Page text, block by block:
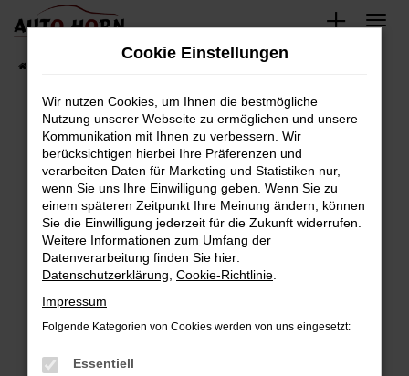
Zum
springen
Fahrzeugbestand
Fehler: Network Error
Beim Laden ist ein Fehler aufgetreten.
Hier sind ein paar Tipps, die dir helfen können:
Überprüfe deine Firewall und deine
Internetverbindung.
Laden andere Webseiten, zum Beispiel deine
Suchmaschine?
Prüfe deine Browsererweiterungen.
können das Laden bestimmter Seiten
Cookie Einstellungen
Wir nutzen Cookies, um Ihnen die bestmögliche
Nutzung unserer Webseite zu ermöglichen und unsere
Kommunikation mit Ihnen zu verbessern. Wir
berücksichtigen hierbei Ihre Präferenzen und
verarbeiten Daten für Marketing und Statistiken nur,
wenn Sie uns Ihre Einwilligung geben. Wenn Sie zu
einem späteren Zeitpunkt Ihre Meinung ändern, können
Sie die Einwilligung jederzeit für die Zukunft widerrufen.
Weitere Informationen zum Umfang der
Datenverarbeitung finden Sie hier:
Datenschutzerklärung Cookie-Richtlinie
Impressum
Folgende Kategorien von Cookies werden von uns eingesetzt:
Essentiell